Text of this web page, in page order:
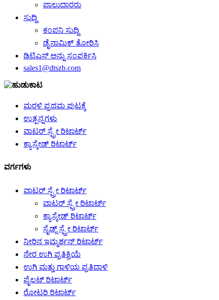
ಪಾಲುದಾರರು
ಸುದ್ದಿ
ಕಂಪನಿ ಸುದ್ದಿ
ಡೈನಾಮಿಕ್ ತೋರಿಸಿ
ಡಿಟಿಎಸ್ ಅನ್ನು ಸಂಪರ್ಕಿಸಿ
sales1@dtszb.com
ಮರಳಿ ಪ್ರಥಮ ಪುಟಕ್ಕೆ
ಉತ್ಪನ್ನಗಳು
ವಾಟರ್ ಸ್ಪ್ರೇ ರಿಟಾರ್ಟ್
ಕ್ಯಾಸ್ಕೇಡ್ ರಿಟಾರ್ಟ್
ವರ್ಗಗಳು
ವಾಟರ್ ಸ್ಪ್ರೇ ರಿಟಾರ್ಟ್
ವಾಟರ್ ಸ್ಪ್ರೇ ರಿಟಾರ್ಟ್
ಕ್ಯಾಸ್ಕೇಡ್ ರಿಟಾರ್ಟ್
ಸೈಡ್ಸ್ ಸ್ಪ್ರೇ ರಿಟಾರ್ಟ್
ನೀರಿನ ಇಮ್ಮರ್ಶನ್ ರಿಟಾರ್ಟ್
ನೇರ ಉಗಿ ಪ್ರತಿಕ್ರಿಯೆ
ಉಗಿ ಮತ್ತು ಗಾಳಿಯ ಪ್ರತಿದಾಳಿ
ಪೈಲಟ್ ರಿಟಾರ್ಟ್
ರೋಟರಿ ರಿಟಾರ್ಟ್